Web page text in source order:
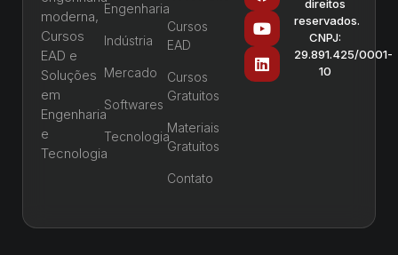
moderna,
Cursos
EAD e
Soluções
em
Engenharia
e
Tecnologia
Engenharia
Indústria
Mercado
Softwares
Tecnologia
Cursos
EAD
Cursos
Gratuitos
Materiais
Gratuitos
Contato
direitos
reservados.
CNPJ:
29.891.425/0001-
10